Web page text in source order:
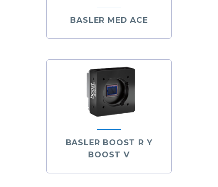
BASLER MED ACE
BASLER BOOST R Y
BOOST V